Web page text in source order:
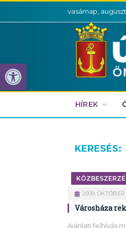
Eszköztár
vasárnap,
HÍREK
KERESÉS:
2009. OKTÓBER
Városháza
Ajánlati felhívás